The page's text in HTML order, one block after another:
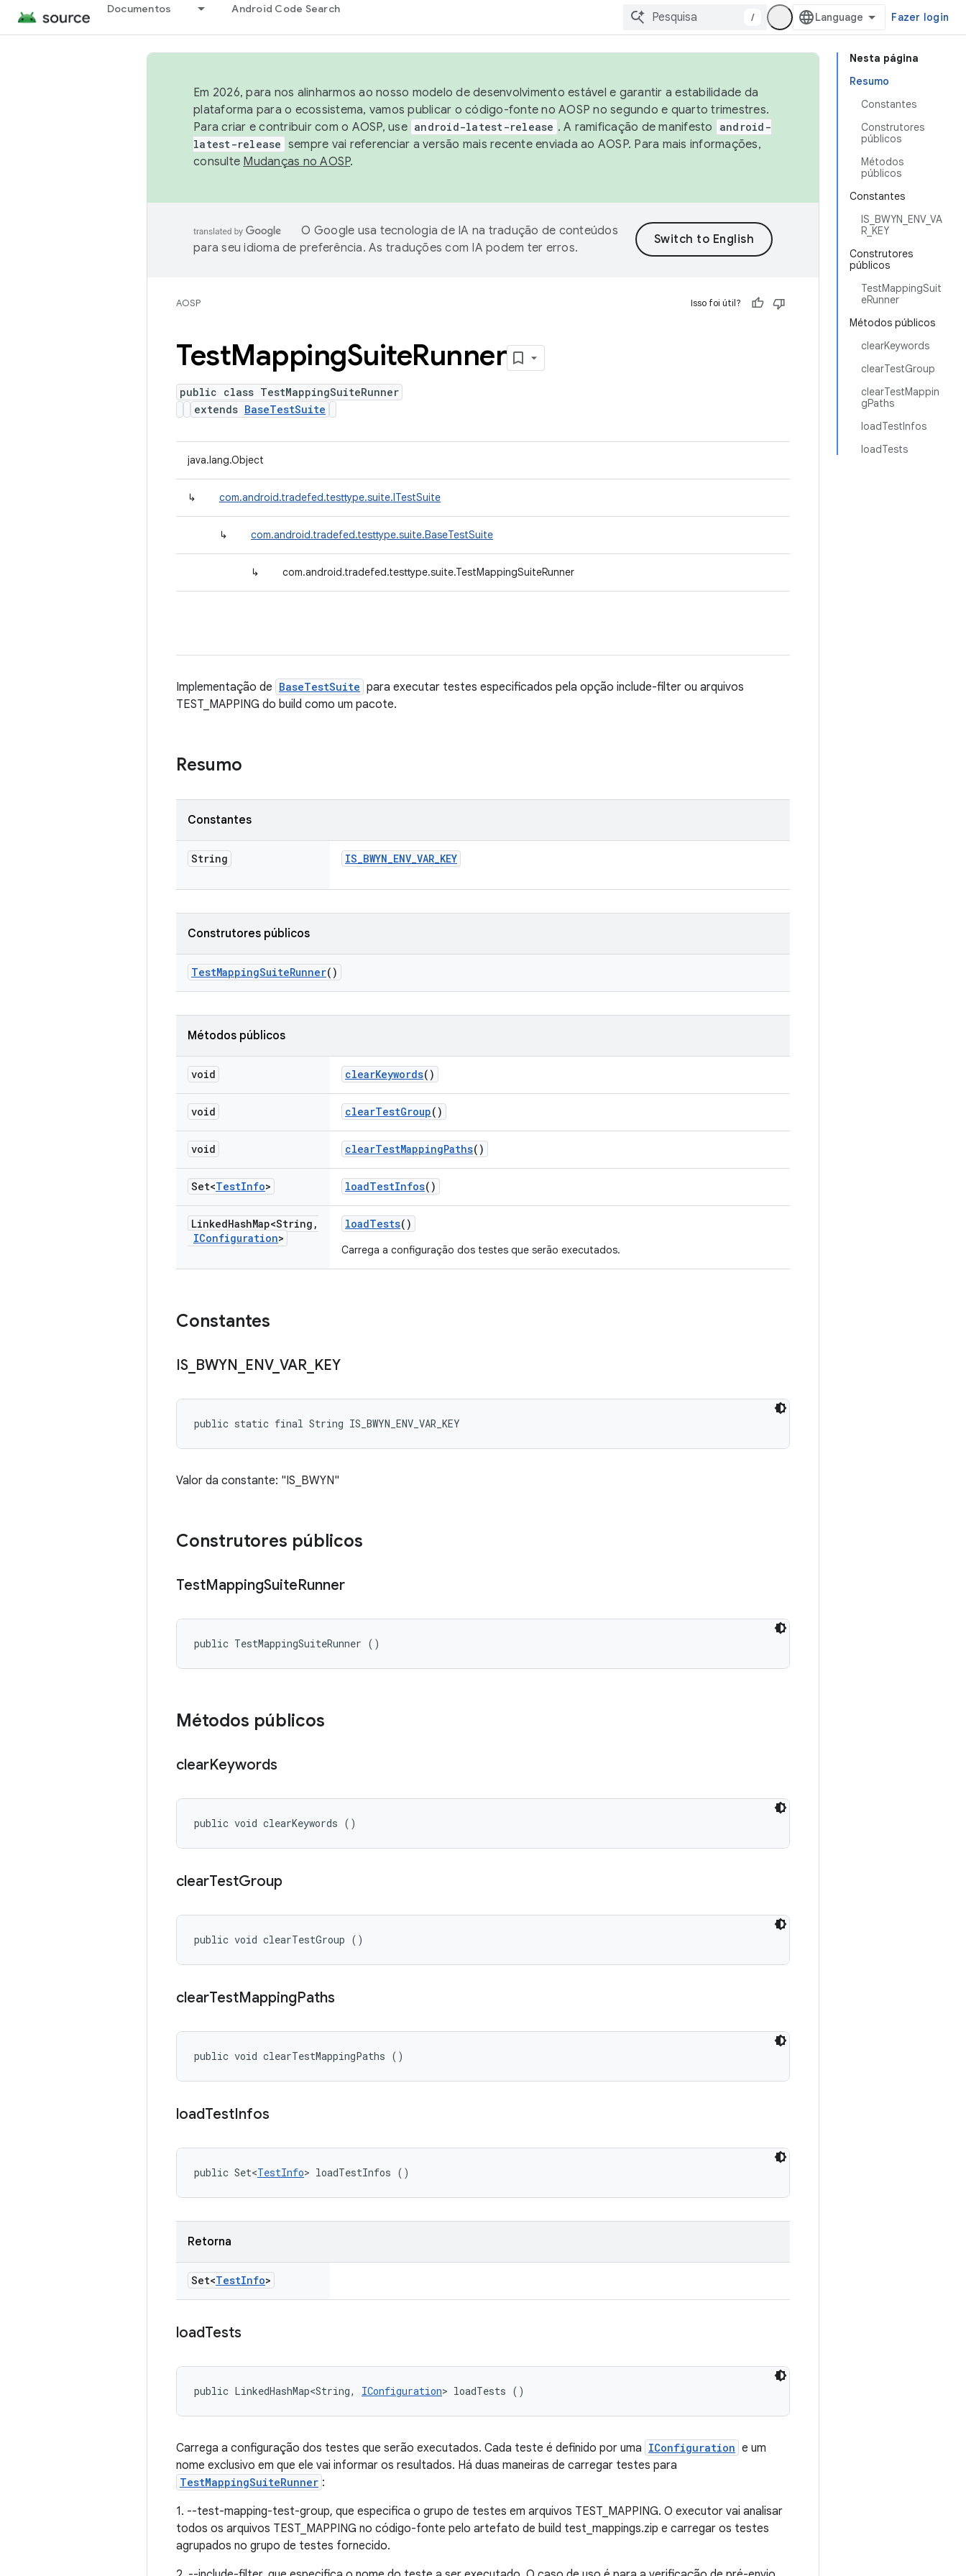
Documentos Android Code Search
/ Fazer login
Nesta página
Resumo
Constantes
Construtores
públicos
Métodos
públicos
Constantes
IS_BWYN_ENV_VA
R_KEY
Construtores
públicos
TestMappingSuit
eRunner
Métodos públicos
clearKeywords
clearTestGroup
clearTestMappin
gPaths
loadTestInfos
loadTests
Em 2026, para nos alinharmos ao nosso modelo de desenvolvimento estável e garantir a estabilidade da
plataforma para o ecossistema, vamos publicar o código-fonte no AOSP no segundo e quarto trimestres.
Para criar e contribuir com o AOSP, use android-latest-release . A ramificação de manifesto
android-
latest-release sempre vai referenciar a versão mais recente enviada ao AOSP. Para mais informações,
consulte Mudanças no AOSP.
O Google usa tecnologia de IA na tradução de conteúdos
para seu idioma de preferência. As traduções com IA podem ter erros.
AOSP Isso foi útil?
TestMappingSuiteRunner
public class TestMappingSuiteRunner
extends BaseTestSuite
java.lang.Object
↳ com.android.tradefed.testtype.suite.ITestSuite
↳ com.android.tradefed.testtype.suite.BaseTestSuite
↳ com.android.tradefed.testtype.suite.TestMappingSuiteRunner
Implementação de BaseTestSuite para executar testes especificados pela opção include-filter ou arquivos
TEST_MAPPING do build como um pacote.
Resumo
Constantes
String IS_BWYN_ENV_VAR_KEY
Construtores públicos
TestMappingSuiteRunner()
Métodos públicos
void clearKeywords()
void clearTestGroup()
void clearTestMappingPaths()
Set<TestInfo> loadTestInfos()
LinkedHashMap<String ,
IConfiguration>
loadTests()
Carrega a configuração dos testes que serão executados.
Constantes
IS BWYN ENV_ VAR KEY
public static final String IS_BWYN_ENV_VAR_KEY
Valor da constante: "IS_BWYN"
Construtores públicos
TestMappingSuiteRunner
public TestMappingSuiteRunner ()
Métodos públicos
clearKeywords
public void clearKeywords ()
clearTestGroup
public void clearTestGroup ()
clearTestMappingPaths
public void clearTestMappingPaths ()
loadTestInfos
public Set<TestInfo> loadTestInfos ()
Retorna
Set<TestInfo>
loadTests
public LinkedHashMap<String, IConfiguration> loadTests ()
Carrega a configuração dos testes que serão executados. Cada teste é definido por uma IConfiguration e um
nome exclusivo em que ele vai informar os resultados. Há duas maneiras de carregar testes para
TestMappingSuiteRunner :
1. --test-mapping-test-group, que especifica o grupo de testes em arquivos TEST_MAPPING. O executor vai analisar
todos os arquivos TEST_MAPPING no código-fonte pelo artefato de build test_mappings.zip e carregar os testes
agrupados no grupo de testes fornecido.